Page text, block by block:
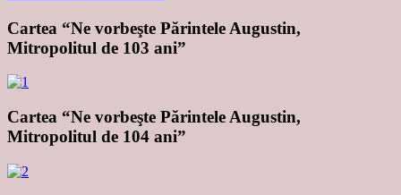
Cartea “Ne vorbeşte Părintele Augustin,
Mitropolitul de 103 ani”
Cartea “Ne vorbeşte Părintele Augustin,
Mitropolitul de 104 ani”